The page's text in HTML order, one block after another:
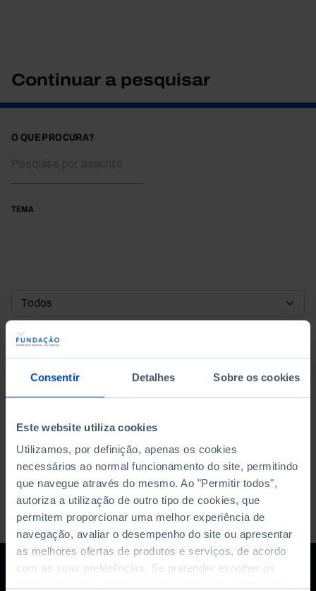
Consentir Detalhes Sobre os cookies
Este website utiliza cookies
Utilizamos, por definição, apenas os cookies
necessários ao normal funcionamento do site, permitindo
que navegue através do mesmo. Ao "Permitir todos",
autoriza a utilização de outro tipo de cookies, que
permitem proporcionar uma melhor experiência de
navegação, avaliar o desempenho do site ou apresentar
as melhores ofertas de produtos e serviços, de acordo
com as suas preferências. Se pretender escolher os
Continuar a pesquisar
O QUE PROCURA?
TEMA
DATA DE INÍCIO
DATA DE FIM